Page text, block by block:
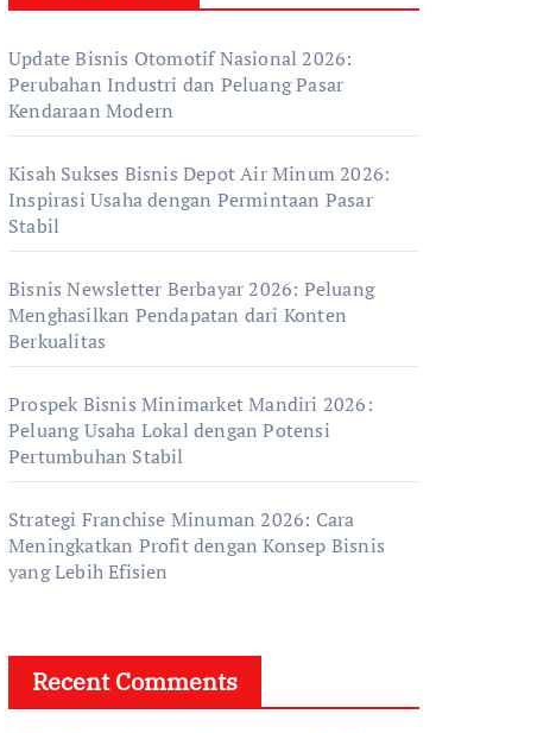
Update Bisnis Otomotif Nasional 2026:
Perubahan Industri dan Peluang Pasar
Kendaraan Modern
Kisah Sukses Bisnis Depot Air Minum 2026:
Inspirasi Usaha dengan Permintaan Pasar
Stabil
Bisnis Newsletter Berbayar 2026: Peluang
Menghasilkan Pendapatan dari Konten
Berkualitas
Prospek Bisnis Minimarket Mandiri 2026:
Peluang Usaha Lokal dengan Potensi
Pertumbuhan Stabil
Strategi Franchise Minuman 2026: Cara
Meningkatkan Profit dengan Konsep Bisnis
yang Lebih Efisien
Recent Comments